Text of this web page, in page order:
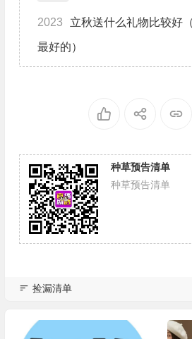
2023 立秋送什么礼物比较好
最好的）
种草预告清单
种草预告清单
捡漏清单